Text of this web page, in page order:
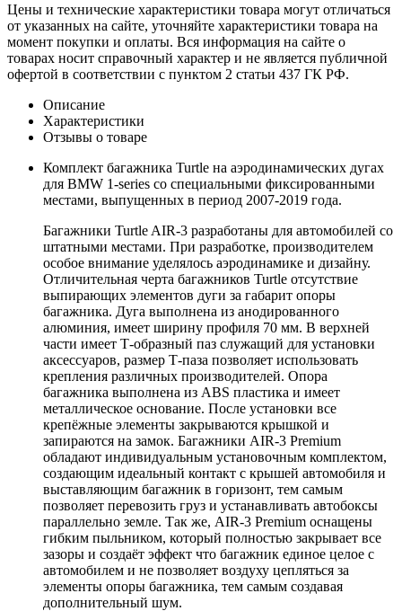
Цены и технические характеристики товара могут отличаться
от указанных на сайте, уточняйте характеристики товара на
момент покупки и оплаты. Вся информация на сайте о
товарах носит справочный характер и не является публичной
офертой в соответствии с пунктом 2 статьи 437 ГК РФ.
Описание
Характеристики
Отзывы о товаре
Комплект багажника Turtle на аэродинамических дугах
для BMW 1-series со специальными фиксированными
местами, выпущенных в период 2007-2019 года.
Багажники Turtle AIR-3 разработаны для автомобилей со
штатными местами. При разработке, производителем
особое внимание уделялось аэродинамике и дизайну.
Отличительная черта багажников Turtle отсутствие
выпирающих элементов дуги за габарит опоры
багажника. Дуга выполнена из анодированного
алюминия, имеет ширину профиля 70 мм. В верхней
части имеет Т-образный паз служащий для установки
аксессуаров, размер Т-паза позволяет использовать
крепления различных производителей. Опора
багажника выполнена из ABS пластика и имеет
металлическое основание. После установки все
крепёжные элементы закрываются крышкой и
запираются на замок. Багажники AIR-3 Premium
обладают индивидуальным установочным комплектом,
создающим идеальный контакт с крышей автомобиля и
выставляющим багажник в горизонт, тем самым
позволяет перевозить груз и устанавливать автобоксы
параллельно земле. Так же, AIR-3 Premium оснащены
гибким пыльником, который полностью закрывает все
зазоры и создаёт эффект что багажник единое целое с
автомобилем и не позволяет воздуху цепляться за
элементы опоры багажника, тем самым создавая
дополнительный шум.